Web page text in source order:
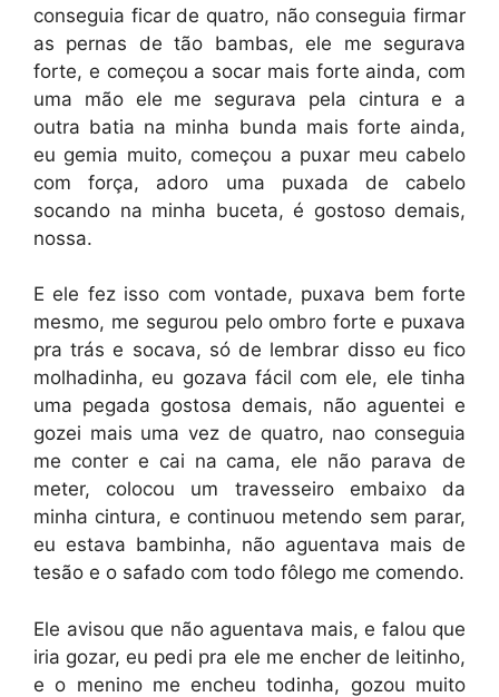
conseguia ficar de quatro, não conseguia firmar
as pernas de tão bambas, ele me segurava
forte, e começou a socar mais forte ainda, com
uma mão ele me segurava pela cintura e a
outra batia na minha bunda mais forte ainda,
eu gemia muito, começou a puxar meu cabelo
com força, adoro uma puxada de cabelo
socando na minha buceta, é gostoso demais,
nossa.
E ele fez isso com vontade, puxava bem forte
mesmo, me segurou pelo ombro forte e puxava
pra trás e socava, só de lembrar disso eu fico
molhadinha, eu gozava fácil com ele, ele tinha
uma pegada gostosa demais, não aguentei e
gozei mais uma vez de quatro, nao conseguia
me conter e cai na cama, ele não parava de
meter, colocou um travesseiro embaixo da
minha cintura, e continuou metendo sem parar,
eu estava bambinha, não aguentava mais de
tesão e o safado com todo fôlego me comendo.
Ele avisou que não aguentava mais, e falou que
iria gozar, eu pedi pra ele me encher de leitinho,
e o menino me encheu todinha, gozou muito